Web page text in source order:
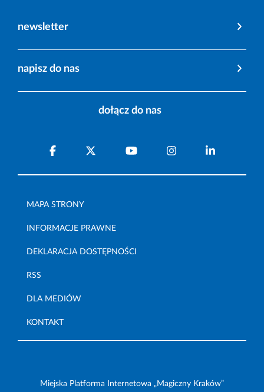
newsletter
napisz do nas
dołącz do nas
MAPA STRONY
INFORMACJE PRAWNE
DEKLARACJA DOSTĘPNOŚCI
RSS
DLA MEDIÓW
KONTAKT
Miejska Platforma Internetowa „Magiczny Kraków”